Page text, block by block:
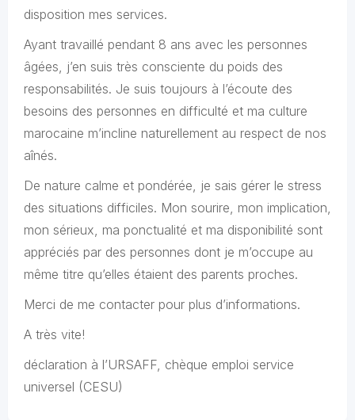
disposition mes services.
Ayant travaillé pendant 8 ans avec les personnes
âgées, j’en suis très consciente du poids des
responsabilités. Je suis toujours à l’écoute des
besoins des personnes en difficulté et ma culture
marocaine m’incline naturellement au respect de nos
aînés.
De nature calme et pondérée, je sais gérer le stress
des situations difficiles. Mon sourire, mon implication,
mon sérieux, ma ponctualité et ma disponibilité sont
appréciés par des personnes dont je m’occupe au
même titre qu’elles étaient des parents proches.
Merci de me contacter pour plus d’informations.
A très vite!
déclaration à l’URSAFF, chèque emploi service
universel (CESU)